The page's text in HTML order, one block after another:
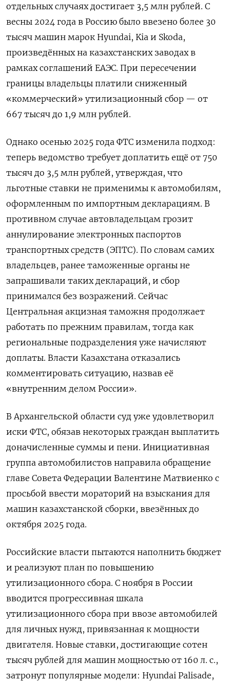
отдельных случаях достигает 3,5 млн рублей. С
весны 2024 года в Россию было ввезено более 30
тысяч машин марок Hyundai, Kia и Skoda,
произведённых на казахстанских заводах в
рамках соглашений ЕАЭС. При пересечении
границы владельцы платили сниженный
«коммерческий» утилизационный сбор — от
667 тысяч до 1,9 млн рублей.
Однако осенью 2025 года ФТС изменила подход:
теперь ведомство требует доплатить ещё от 750
тысяч до 3,5 млн рублей, утверждая, что
льготные ставки не применимы к автомобилям,
оформленным по импортным декларациям. В
противном случае автовладельцам грозит
аннулирование электронных паспортов
транспортных средств (ЭПТС). По словам самих
владельцев, ранее таможенные органы не
запрашивали таких деклараций, и сбор
принимался без возражений. Сейчас
Центральная акцизная таможня продолжает
работать по прежним правилам, тогда как
региональные подразделения уже начисляют
доплаты. Власти Казахстана отказались
комментировать ситуацию, назвав её
«внутренним делом России».
В Архангельской области суд уже удовлетворил
иски ФТС, обязав некоторых граждан выплатить
доначисленные суммы и пени. Инициативная
группа автомобилистов направила обращение
главе Совета Федерации Валентине Матвиенко с
просьбой ввести мораторий на взыскания для
машин казахстанской сборки, ввезённых до
октября 2025 года.
Российские власти пытаются наполнить бюджет
и реализуют план по повышению
утилизационного сбора. С ноября в России
вводится прогрессивная шкала
утилизационного сбора при ввозе автомобилей
для личных нужд, привязанная к мощности
двигателя. Новые ставки, достигающие сотен
тысяч рублей для машин мощностью от 160 л. с.,
затронут популярные модели: Hyundai Palisade,